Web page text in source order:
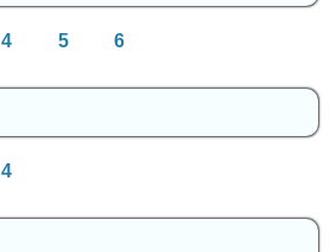
4 5 6
4